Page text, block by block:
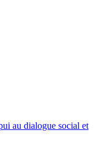
au dialogue social et